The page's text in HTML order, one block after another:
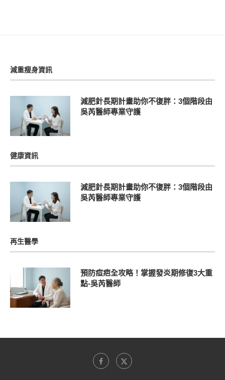
減重瘦身資訊
減肥針長期計畫助你不復胖：3個階段由
吳芮醫師專業守護
健康資訊
減肥針長期計畫助你不復胖：3個階段由
吳芮醫師專業守護
再生醫學
預防痘疤全攻略！掌握發炎期修復3大重
點-吳芮醫師